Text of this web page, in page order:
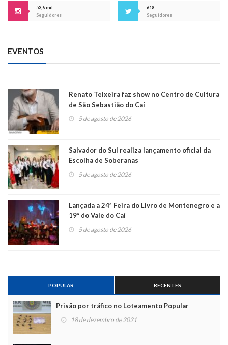
53,6 mil
Seguidores
618
Seguidores
EVENTOS
Renato Teixeira faz show no Centro de Cultura
de São Sebastião do Caí
5 de agosto de 2026
Salvador do Sul realiza lançamento oficial da
Escolha de Soberanas
5 de agosto de 2026
Lançada a 24ª Feira do Livro de Montenegro e a
19ª do Vale do Caí
5 de agosto de 2026
POPULAR RECENTES
Prisão por tráfico no Loteamento Popular
18 de dezembro de 2021